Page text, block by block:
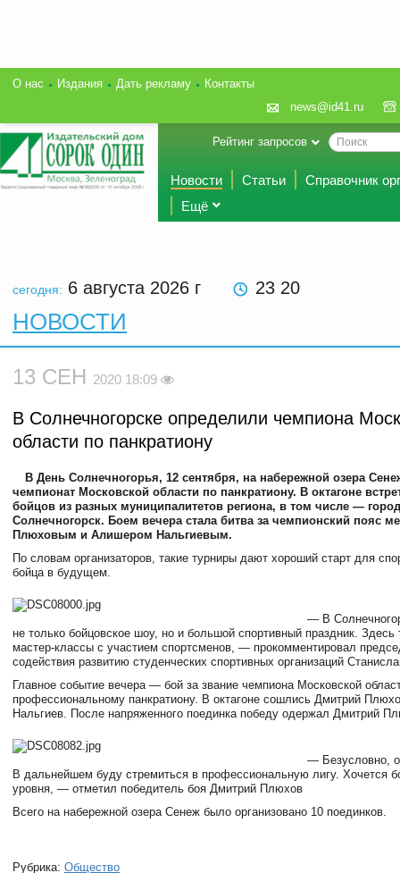
О нас Издания Дать рекламу
Контакты
news@id41.ru
Рейтинг запросов
Новости Статьи
Справочник
Ещё
сегодня: 6 августа 2026 г 23 20
НОВОСТИ
13 СЕН 2020 18:09
В Солнечногорске определили чемпиона
области по панкратиону
В День Солнечногорья, 12 сентября, на набережной озера
чемпионат Московской области по панкратиону. В октагоне
бойцов из разных муниципалитетов региона, в том числе —
Солнечногорск. Боем вечера стала битва за чемпионский пояс
Плюховым и Алишером Нальгиевым.
По словам организаторов, такие турниры дают хороший старт для
бойца в будущем.
— В
не только бойцовское шоу, но и большой спортивный праздник.
мастер-классы с участием спортсменов, — прокомментировал
содействия развитию студенческих спортивных организаций
Главное событие вечера — бой за звание чемпиона Московской
профессиональному панкратиону. В октагоне сошлись Дмитрий
Нальгиев. После напряженного поединка победу одержал Дмитрий
— Безусловно,
В дальнейшем буду стремиться в профессиональную лигу. Хочется
уровня, — отметил победитель боя Дмитрий Плюхов
Всего на набережной озера Сенеж было организовано 10 поединков.
Рубрика: Общество